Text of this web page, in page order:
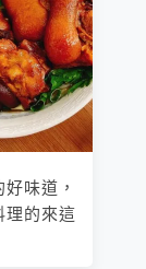
味道，
理的來這